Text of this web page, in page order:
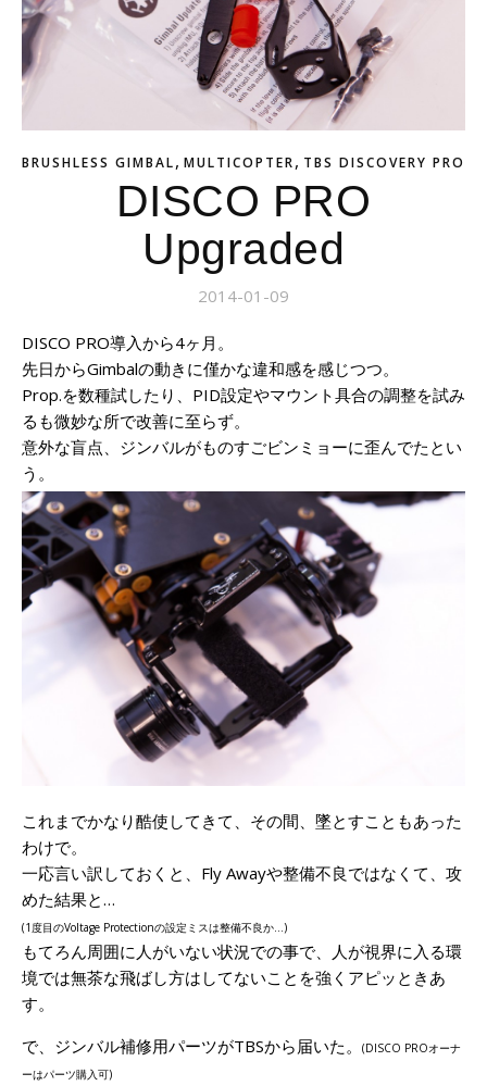
BRUSHLESS GIMBAL, MULTICOPTER, TBS DISCOVERY PRO
DISCO PRO
Upgraded
2014-01-09
DISCO PRO導入から4ヶ月。
先日からGimbalの動きに僅かな違和感を感じつつ。
Prop.を数種試したり、PID設定やマウント具合の調整を試み
るも微妙な所で改善に至らず。
意外な盲点、ジンバルがものすごビンミョーに歪んでたとい
う。
これまでかなり酷使してきて、その間、墜とすこともあった
わけで。
一応言い訳しておくと、Fly Awayや整備不良ではなくて、攻
めた結果と…
(1度目のVoltage Protectionの設定ミスは整備不良か…)
もてろん周囲に人がいない状況での事で、人が視界に入る環
境では無茶な飛ばし方はしてないことを強くアピッときあ
す。
で、ジンバル補修用パーツがTBSから届いた。
(DISCO PROオーナ
ーはパーツ購入可)